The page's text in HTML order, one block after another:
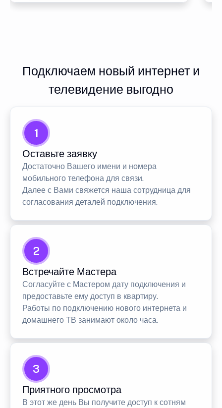
Подключаем новый интернет и
телевидение выгодно
1
Оставьте заявку
Достаточно Вашего имени и номера
мобильного телефона для связи.
Далее с Вами свяжется наша сотрудница для
согласования деталей подключения.
2
Встречайте Мастера
Согласуйте с Мастером дату подключения и
предоставьте ему доступ в квартиру.
Работы по подключению нового интернета и
домашнего ТВ занимают около часа.
3
Приятного просмотра
В этот же день Вы получите доступ к сотням